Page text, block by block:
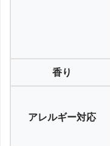
香り
アレルギー対応